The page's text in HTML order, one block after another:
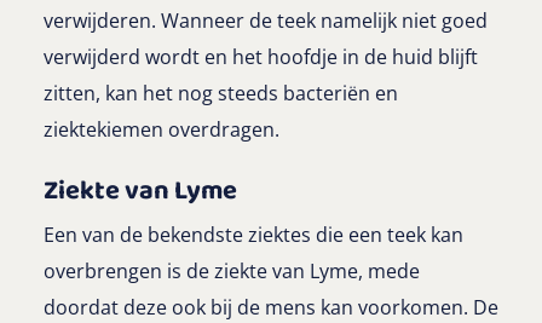
verwijderen. Wanneer de teek namelijk niet goed
verwijderd wordt en het hoofdje in de huid blijft
zitten, kan het nog steeds bacteriën en
ziektekiemen overdragen.
Ziekte van Lyme
Een van de bekendste ziektes die een teek kan
overbrengen is de ziekte van Lyme, mede
doordat deze ook bij de mens kan voorkomen. De